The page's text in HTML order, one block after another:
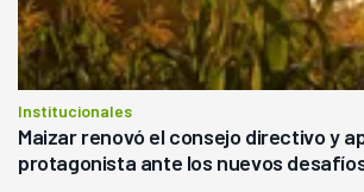
Institucionales
Maizar renovó el consejo directivo y
protagonista ante los nuevos